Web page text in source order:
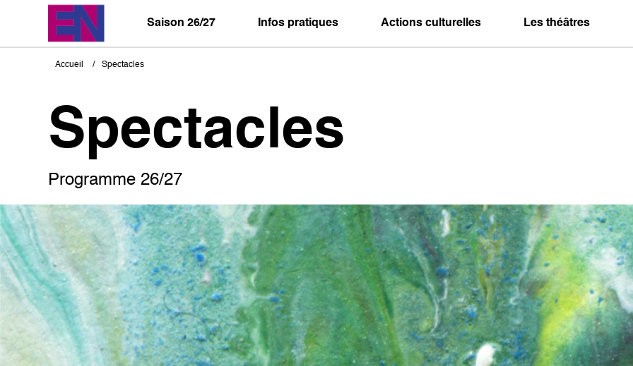
Saison 26/27 Infos pratiques Actions culturelles Les théâtres
Fil
Accueil Spectacles
Spectacles
Programme 26/27